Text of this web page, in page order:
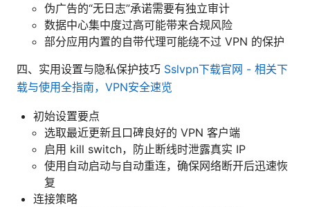
伪广告的“无日志”承诺需要有独立审计
数据中心集中度过高可能带来合规风险
部分应用内置的自带代理可能绕不过 VPN 的保护
四、实用设置与隐私保护技巧 Sslvpn下载官网 - 相关下
载与使用全指南，VPN安全速览
初始设置要点
选取最近更新且口碑良好的 VPN 客户端
启用 kill switch，防止断线时泄露真实 IP
使用自动启动与自动重连，确保网络断开后迅速恢
复
连接策略